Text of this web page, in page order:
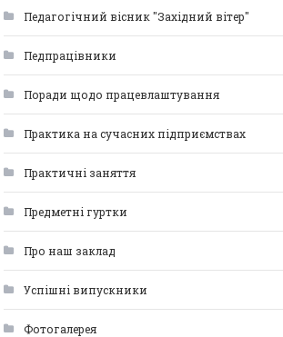
Педагогічний вісник "Західний вітер"
Педпрацівники
Поради щодо працевлаштування
Практика на сучасних підприємствах
Практичні заняття
Предметні гуртки
Про наш заклад
Успішні випускники
Фотогалерея